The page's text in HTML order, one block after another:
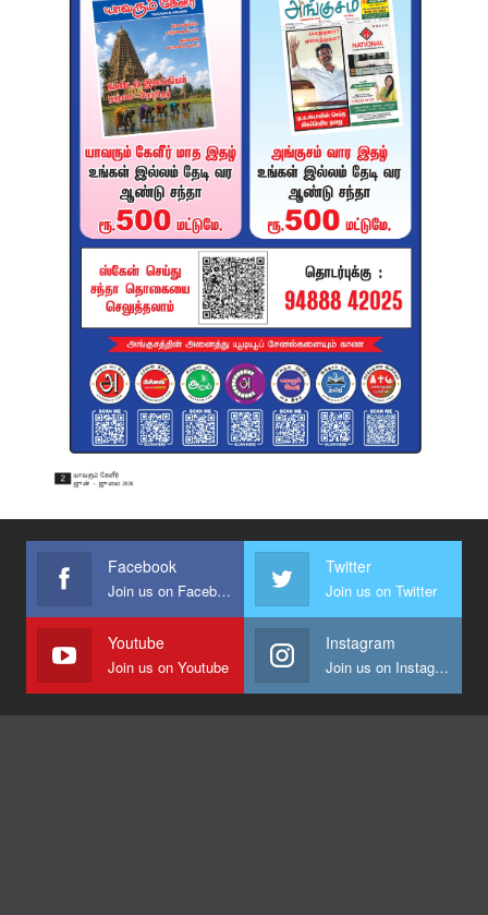
Facebook
Join us on Facebook
Twitter
Join us on Twitter
Youtube
Join us on Youtube
Instagram
Join us on Instagram